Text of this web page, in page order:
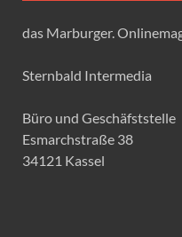
das Marburger.
Sternbald Intermedia
Büro und Geschäfststelle
Esmarchstraße 38
34121 Kassel